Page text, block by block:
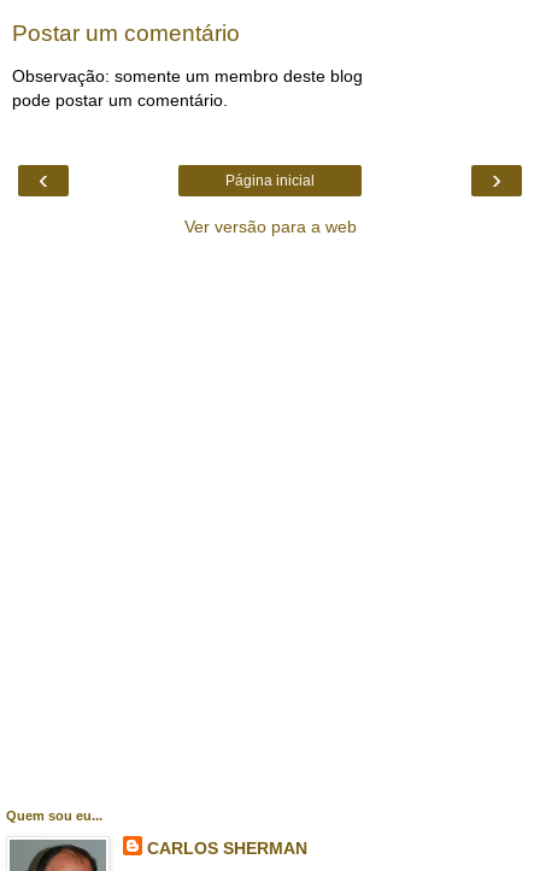
Postar um comentário
Observação: somente um membro deste blog
pode postar um comentário.
‹ ›
Página inicial
Ver versão para a web
Quem sou eu...
CARLOS SHERMAN